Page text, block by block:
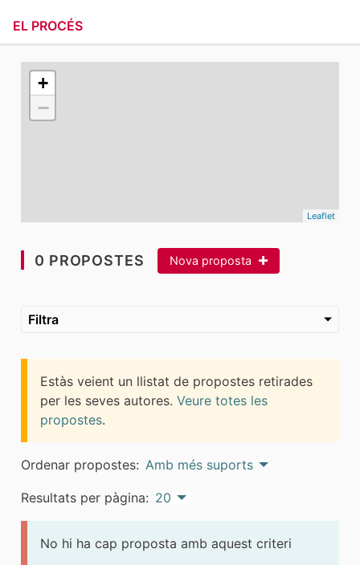
EL PROCÉS
El següent element és un mapa que presenta els
+
−
Leaflet
0 PROPOSTES Nova proposta
Filtra
Estàs veient un llistat de propostes retirades
per les seves autores. Veure totes les
propostes.
Ordenar propostes: Amb més suports
Resultats per pàgina: 20
No hi ha cap proposta amb aquest criteri